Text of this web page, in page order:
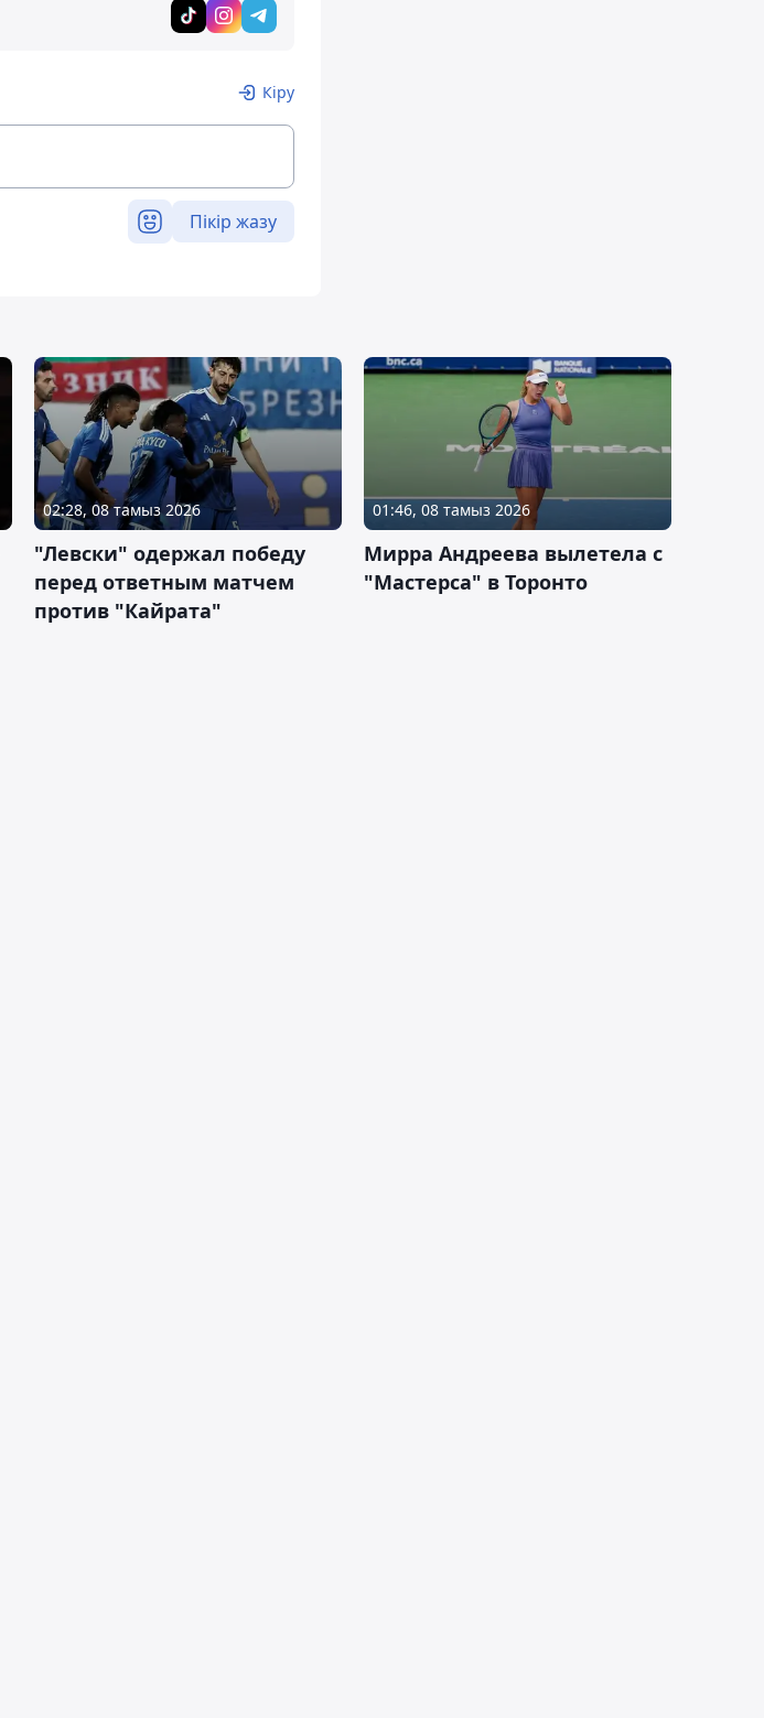
Кіру
Пікір жазу
02:28, 08 тамыз 2026
"Левски" одержал победу
перед ответным матчем
против "Кайрата"
01:46, 08 тамыз 2026
Мирра Андреева вылетела с
"Мастерса" в Торонто